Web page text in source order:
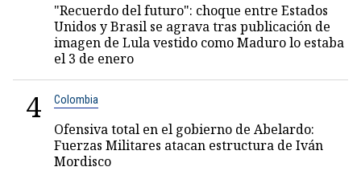
"Recuerdo del futuro": choque entre Estados
Unidos y Brasil se agrava tras publicación de
imagen de Lula vestido como Maduro lo estaba
el 3 de enero
4 Colombia
Ofensiva total en el gobierno de Abelardo:
Fuerzas Militares atacan estructura de Iván
Mordisco